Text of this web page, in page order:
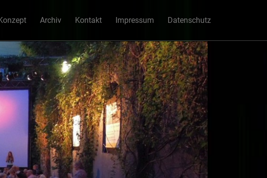
Archiv Kontakt Impressum Datenschutz